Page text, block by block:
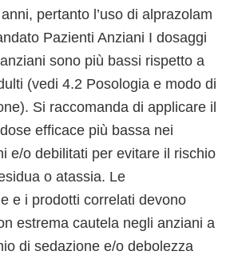
pertanto l’uso di alprazolam
Pazienti Anziani I dosaggi
sono più bassi rispetto a
(vedi 4.2 Posologia e modo di
Si raccomanda di applicare il
efficace più bassa nei
e/o debilitati per evitare il rischio
o atassia. Le
e i prodotti correlati devono
estrema cautela negli anziani a
di sedazione e/o debolezza